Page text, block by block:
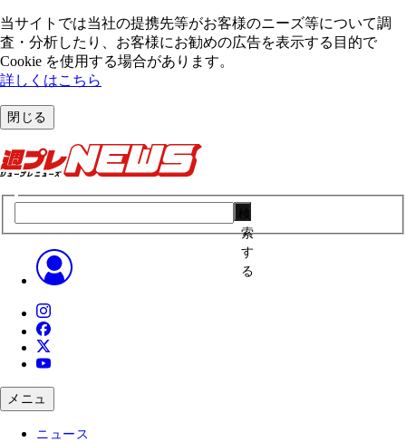
当サイトでは当社の提携先等がお客様のニーズ等について調
査・分析したり、お客様にお勧めの広告を表⽰する⽬的で
Cookie を使⽤する場合があります。
詳しくはこちら
閉じる
索
す
る
メニュ
ニュース